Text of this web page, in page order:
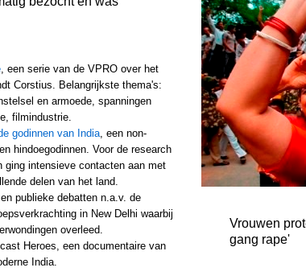
, een serie van de VPRO over het
Corstius. Belangrijkste thema's:
en armoede, spanningen
filmindustrie.
godinnen van India, een non-
hindoegodinnen. Voor de research
ging intensieve contacten aan met
delen van het land.
publieke debatten n.a.v. de
in New Delhi waarbij
overleed.
Heroes, een documentaire van
India.
Vrouwen
gang rape'